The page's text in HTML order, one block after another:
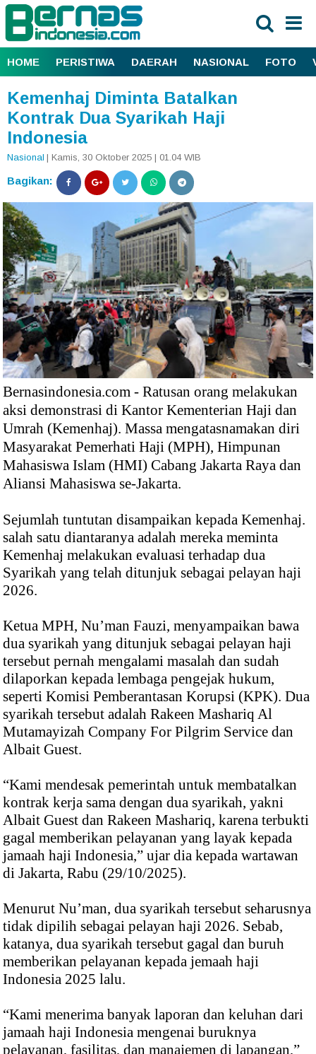
HOME PERISTIWA DAERAH NASIONAL FOTO
Kemenhaj Diminta Batalkan
Kontrak Dua Syarikah Haji
Indonesia
Nasional | Kamis, 30 Oktober 2025 | 01.04 WIB
Bagikan:
Bernasindonesia.com - Ratusan orang melakukan
aksi demonstrasi di Kantor Kementerian Haji dan
Umrah (Kemenhaj). Massa mengatasnamakan diri
Masyarakat Pemerhati Haji (MPH), Himpunan
Mahasiswa Islam (HMI) Cabang Jakarta Raya dan
Aliansi Mahasiswa se-Jakarta.
Sejumlah tuntutan disampaikan kepada Kemenhaj.
salah satu diantaranya adalah mereka meminta
Kemenhaj melakukan evaluasi terhadap dua
Syarikah yang telah ditunjuk sebagai pelayan haji
2026.
Ketua MPH, Nu’man Fauzi, menyampaikan bawa
dua syarikah yang ditunjuk sebagai pelayan haji
tersebut pernah mengalami masalah dan sudah
dilaporkan kepada lembaga pengejak hukum,
seperti Komisi Pemberantasan Korupsi (KPK). Dua
syarikah tersebut adalah Rakeen Mashariq Al
Mutamayizah Company For Pilgrim Service dan
Albait Guest.
“Kami mendesak pemerintah untuk membatalkan
kontrak kerja sama dengan dua syarikah, yakni
Albait Guest dan Rakeen Mashariq, karena terbukti
gagal memberikan pelayanan yang layak kepada
jamaah haji Indonesia,” ujar dia kepada wartawan
di Jakarta, Rabu (29/10/2025).
Menurut Nu’man, dua syarikah tersebut seharusnya
tidak dipilih sebagai pelayan haji 2026. Sebab,
katanya, dua syarikah tersebut gagal dan buruh
memberikan pelayanan kepada jemaah haji
Indonesia 2025 lalu.
“Kami menerima banyak laporan dan keluhan dari
jamaah haji Indonesia mengenai buruknya
pelayanan, fasilitas, dan manajemen di lapangan,”